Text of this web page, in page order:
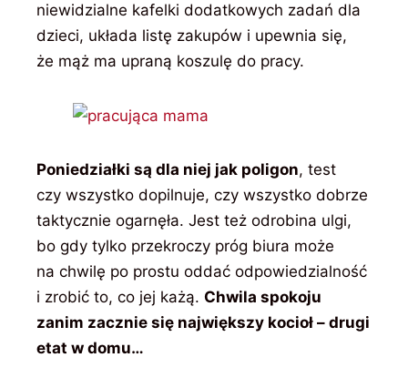
niewidzialne kafelki dodatkowych zadań dla
dzieci, układa listę zakupów i upewnia się,
że mąż ma upraną koszulę do pracy.
Poniedziałki są dla niej jak poligon, test
czy wszystko dopilnuje, czy wszystko dobrze
taktycznie ogarnęła. Jest też odrobina ulgi,
bo gdy tylko przekroczy próg biura może
na chwilę po prostu oddać odpowiedzialność
i zrobić to, co jej każą. Chwila spokoju
zanim zacznie się największy kocioł – drugi
etat w domu…